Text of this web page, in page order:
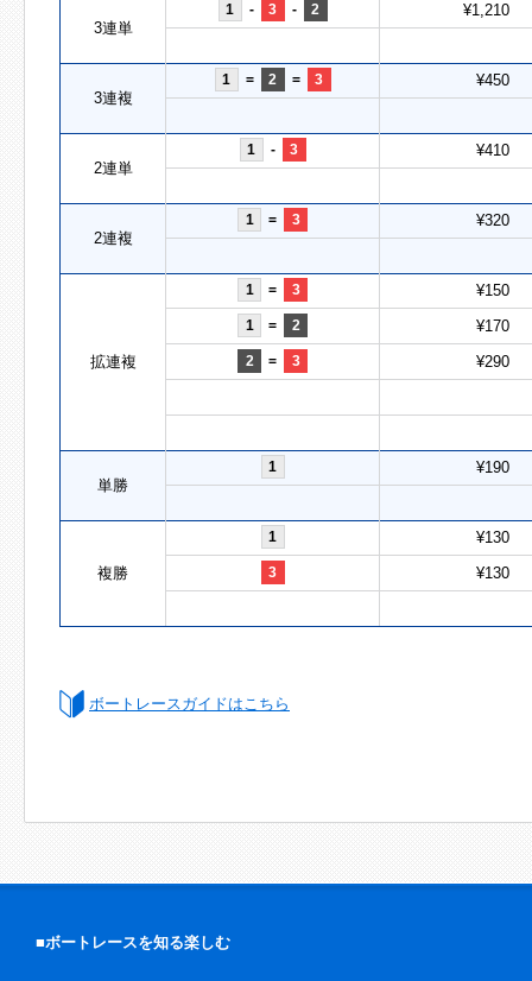
3連単
1 - 3 - 2 ¥1,210
3連複
1 = 2 = 3 ¥450
2連単
1 - 3 ¥410
2連複
1 = 3 ¥320
拡連複
1 = 3 ¥150
1 = 2 ¥170
2 = 3 ¥290
単勝
1 ¥190
複勝
1 ¥130
3 ¥130
ボートレースガイドはこちら
■ボートレースを知る楽しむ